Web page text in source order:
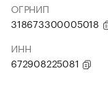
ОГРНИП
318673300005018
ИНН
672908225081